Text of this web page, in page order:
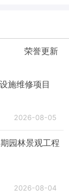
荣誉更新
施维修项目
2026-08-05
园林景观工程
2026-08-04